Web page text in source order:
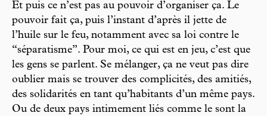
Et puis ce n’est pas au pouvoir d’organiser ça. Le
pouvoir fait ça, puis l’instant d’après il jette de
l’huile sur le feu, notamment avec sa loi contre le
“séparatisme”. Pour moi, ce qui est en jeu, c’est que
les gens se parlent. Se mélanger, ça ne veut pas dire
oublier mais se trouver des complicités, des amitiés,
des solidarités en tant qu’habitants d’un même pays.
Ou de deux pays intimement liés comme le sont la